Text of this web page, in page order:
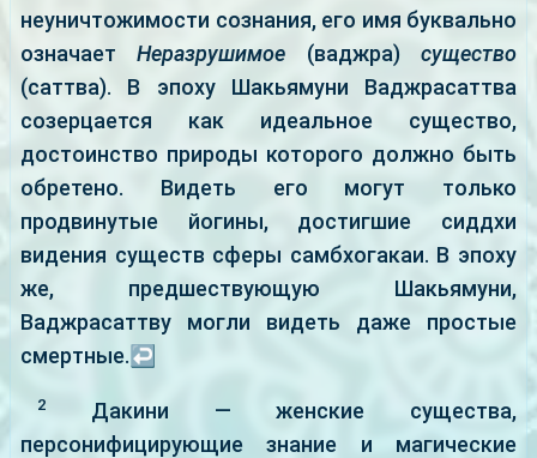
неуничтожимости сознания, его имя буквально
означаетНеразрушимое (ваджра)существо
(саттва). В эпоху Шакьямуни Ваджрасаттва
созерцается как идеальное существо,
достоинство природы которого должно быть
обретено. Видеть его могут только
продвинутые йогины, достигшие сиддхи
видения существ сферы самбхогакаи. В эпоху
же, предшествующую Шакьямуни,
Ваджрасаттву могли видеть даже простые
смертные.↩
2
Дакини — женские существа,
персонифицирующие знание и магические